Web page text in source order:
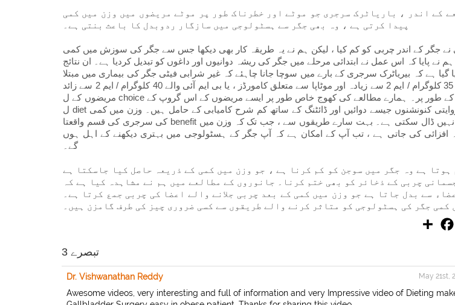
کے اندر ، باریاٹرک سرجری جو موٹے اور خطرناک طور پر موٹے مریضوں میں وزن میں کمی
پیدا کرتی ہے ، وہ بھی جگر سے ہسٹولوجی میں سازگار ردوبدل کا باعث بنتی ہے۔
نے جگر کے اندر چربی کو کم کیا ، لیکن ہم نے یہ طریقہ کار بھی دیکھا جس سے جگر کی سوزش میں کمی
نے پایا کہ اس عمل نے ابتدائی مرحلے میں جگر کی ریشہ دوانیوں اور داغوں کو تبدیل کردیا ہے۔ ان نتائج
گیا ہے کہ بیریاٹرک سرجری کے بارے میں سوچا جانا چاہئے کہ غیر شرابی فیٹی جگر کی بیماری میں مبتلا
مریضوں کے لئے 35 کلوگرام / ایم 2 سے زیادہ اور موٹاپا سے متعلق کامورڈز ، یا بی ایم آئی والے 40 کلوگرام / ایم 2 سے زائد
مریضوں کے ل choice انتخاب کے علاج کے طور پر۔ ہمارے مطالعے کی کھوج خاص طور پر ایسے مریضوں کے اس گروپ کے
ل diet متعلقہ ہے جو روایتی کنونشنوں جیسے دوائیں اور ڈائٹنگ کے ساتھ کم شرح کامیابی کے حامل ہیں۔ وزن میں کمی
کی سرجری کی قسم واقعتا benefit فائدے میں فرق نہیں ڈال سکتی ہے۔ بہت سارے طریقوں سے ، جب تک کہ وزن میں
کی جاتی ہے ، تب آپ کے امکان ہے کہ آپ جگر کے ہسٹولوجی میں بہتری دیکھنے کے اہل ہوں
گے۔
ہوتا ہے وہ جگر میں سوجن کو کم کرنا ہے ، جو وزن میں کمی کے ذریعہ حاصل کیا جاسکتا ہے
چربی کے ذخائر کو بھی ختم کرنا۔ جانوروں کے مطالعے میں ہم نے مشاہدہ کیا ہے کہ
سے بدل جاتا ہے جو وزن میں کمی کے بعد چربی جلانے والے اعضا کی چربی جمع کرتا ہے۔
کمی جگر کی ہسٹولوجی کو متاثر کرنے والے طریقوں سے کسی ضروری چیز کی طرف گامزن ہیں۔
S
3 تبصرے
Dr. Vishwanathan Reddy May 21st,
Awesome videos, very interesting and full of information and very Impressive video of Dieting